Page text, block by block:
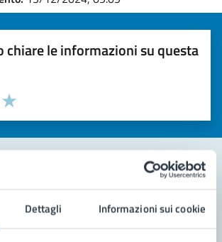
Dettagli Informazioni sui cookie
chiare le informazioni su questa
delle informazioni (da 1 a 5 stelle)
di stelle per valutare la chiarezza delle
Valuta 5 stelle su 5
4 stelle su 5
stelle su 5
su 5
5
frequenti